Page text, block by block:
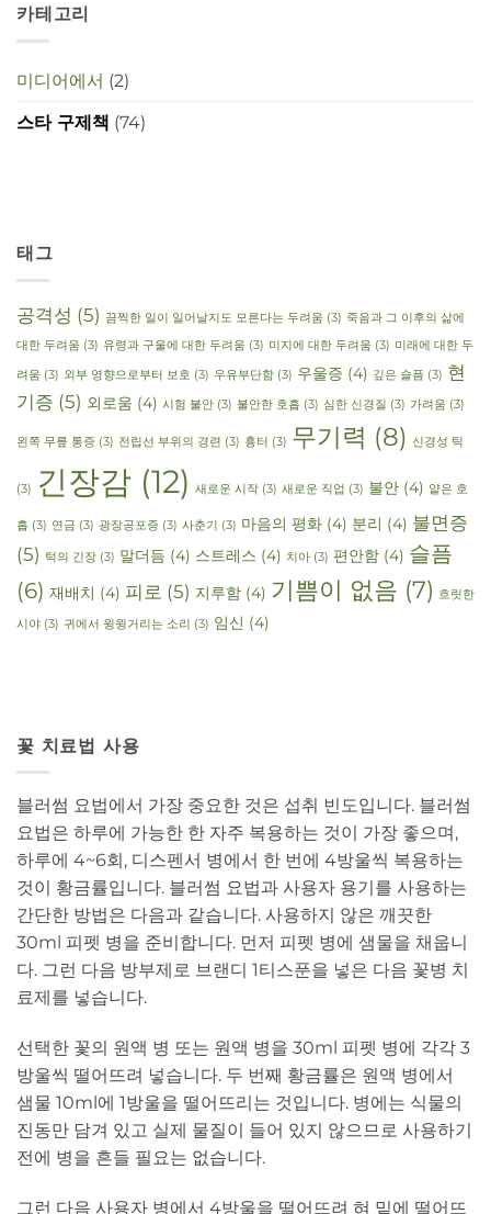
카테고리
미디어에서 (2)
스타 구제책 (74)
태그
공격성 (5) 끔찍한 일이 일어날지도 모른다는 두려움 (3) 죽음과 그 이후의 삶에
대한 두려움 (3) 유령과 구울에 대한 두려움 (3) 미지에 대한 두려움 (3) 미래에 대한 두
려움 (3) 외부 영향으로부터 보호 (3) 우유부단함 (3) 우울증 (4) 깊은 슬픔 (3) 현
기증 (5) 외로움 (4) 시험 불안 (3) 불안한 호흡 (3) 심한 신경질 (3) 가려움 (3)
왼쪽 무릎 통증 (3) 전립선 부위의 경련 (3) 흉터 (3) 무기력 (8) 신경성 틱
(3) 긴장감 (12) 새로운 시작 (3) 새로운 직업 (3) 불안 (4) 얕은 호
흡 (3) 연금 (3) 광장공포증 (3) 사춘기 (3) 마음의 평화 (4) 분리 (4) 불면증
(5) 턱의 긴장 (3) 말더듬 (4) 스트레스 (4) 치아 (3) 편안함 (4) 슬픔
(6) 재배치 (4) 피로 (5) 지루함 (4) 기쁨이 없음 (7) 흐릿한
시야 (3) 귀에서 윙윙거리는 소리 (3) 임신 (4)
꽃 치료법 사용
블러썸 요법에서 가장 중요한 것은 섭취 빈도입니다. 블러썸
요법은 하루에 가능한 한 자주 복용하는 것이 가장 좋으며,
하루에 4~6회, 디스펜서 병에서 한 번에 4방울씩 복용하는
것이 황금률입니다. 블러썸 요법과 사용자 용기를 사용하는
간단한 방법은 다음과 같습니다. 사용하지 않은 깨끗한
30ml 피펫 병을 준비합니다. 먼저 피펫 병에 샘물을 채웁니
다. 그런 다음 방부제로 브랜디 1티스푼을 넣은 다음 꽃병 치
료제를 넣습니다.
선택한 꽃의 원액 병 또는 원액 병을 30ml 피펫 병에 각각 3
방울씩 떨어뜨려 넣습니다. 두 번째 황금률은 원액 병에서
샘물 10ml에 1방울을 떨어뜨리는 것입니다. 병에는 식물의
진동만 담겨 있고 실제 물질이 들어 있지 않으므로 사용하기
전에 병을 흔들 필요는 없습니다.
그런 다음 사용자 병에서 4방울을 떨어뜨려 혀 밑에 떨어뜨